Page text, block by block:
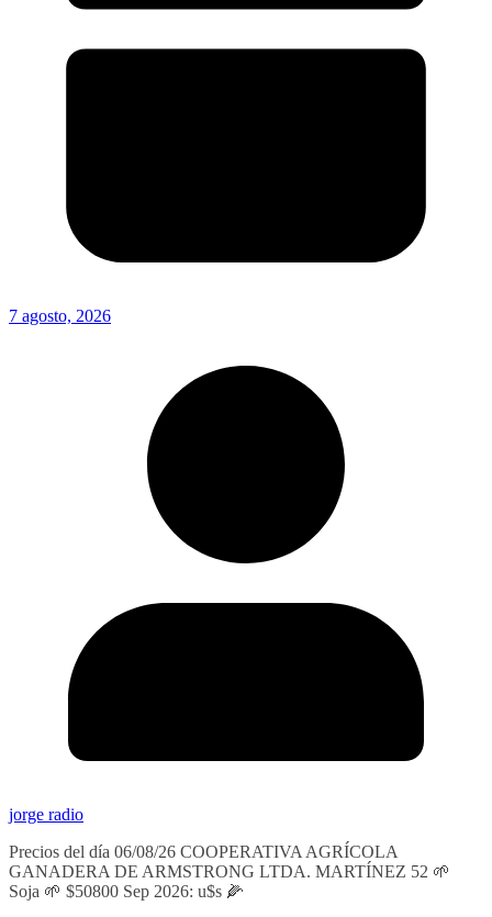
7 agosto, 2026
jorge radio
Precios del día 06/08/26 COOPERATIVA AGRÍCOLA
GANADERA DE ARMSTRONG LTDA. MARTÍNEZ 52 🌱
Soja 🌱 $50800 Sep 2026: u$s 🌽